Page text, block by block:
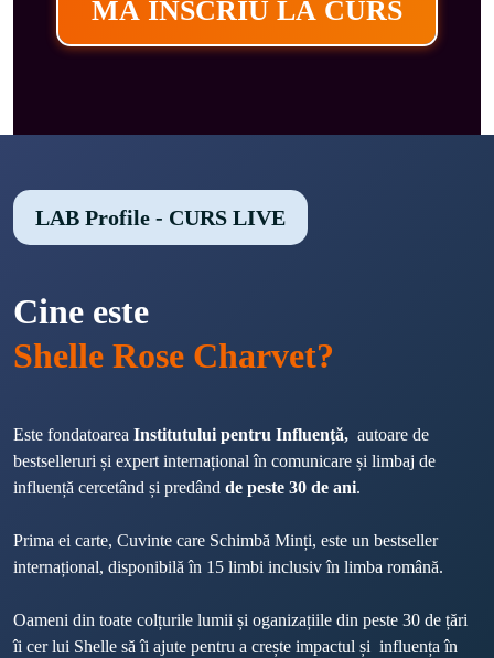
MĂ ÎNSCRIU LA CURS
LAB Profile - CURS LIVE
Cine este
Shelle Rose Charvet?
Este fondatoarea Institutului pentru Influență, autoare de
bestselleruri și expert internațional în comunicare și limbaj de
influență cercetând și predând de peste 30 de ani.
Prima ei carte, Cuvinte care Schimbă Minți, este un bestseller
internațional, disponibilă în 15 limbi inclusiv în limba română.
Oameni din toate colțurile lumii și oganizațiile din peste 30 de țări
îi cer lui Shelle să îi ajute pentru a crește impactul și  influența în